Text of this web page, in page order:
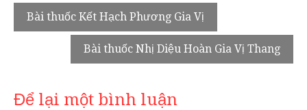
Điều
hướng
Bài thuốc Kết Hạch Phương Gia Vị
Bài thuốc Nhị Diệu Hoàn Gia Vị Thang
Để lại một bình luận